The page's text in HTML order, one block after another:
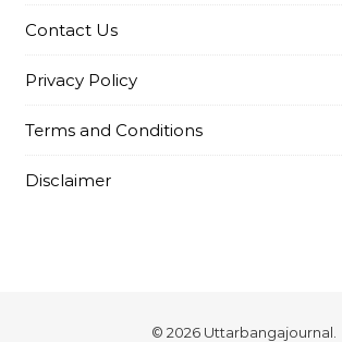
Contact Us
Privacy Policy
Terms and Conditions
Disclaimer
© 2026 Uttarbangajournal.